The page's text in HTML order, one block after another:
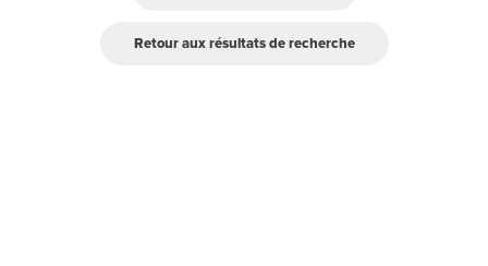
Retour aux résultats de recherche